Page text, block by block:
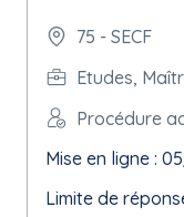
75 - SECF
Etudes,
Procédure
Mise en ligne :
Limite de